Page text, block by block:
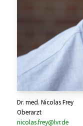
Dr. med. Nicolas Frey
Oberarzt
nicolas.frey@lvr.de